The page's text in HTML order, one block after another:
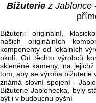
Bižuteriez Jablonce
Bižuterii originální,
našich originálních
komponenty od lokálních
okolí. Od těchto výrobců
skleněné kameny, na
tom, aby se výroba bižuterie
známá slovní spojení -
Bižuterie Jablonecka, byly
být i v budoucnu pyšní